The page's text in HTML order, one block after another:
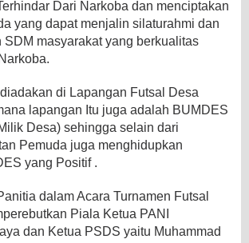
Dari Narkoba dan menciptakan
yang dapat menjalin silaturahmi dan
SDM masyarakat yang berkualitas
di Lapangan Futsal Desa
lapangan Itu juga adalah BUMDES
Desa) sehingga selain dari
Pemuda juga menghidupkan
yang Positif .
dalam Acara Turnamen Futsal
Piala Ketua PANI
dan Ketua PSDS yaitu Muhammad